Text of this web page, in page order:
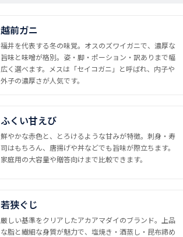
越前ガニ
福井を代表する冬の味覚。オスのズワイガニで、濃厚な
旨味と味噌が格別。姿・脚・ポーション・訳ありまで幅
広く選べます。メスは「セイコガニ」と呼ばれ、内子や
外子の濃厚さが人気です。
ふくい甘えび
鮮やかな赤色と、とろけるような甘みが特徴。刺身・寿
司はもちろん、唐揚げや丼などでも旨味が際立ちます。
家庭用の大容量や贈答向けまで比較できます。
若狭ぐじ
厳しい基準をクリアしたアカアマダイのブランド。上品
な脂と繊細な身質が魅力で、塩焼き・酒蒸し・昆布締め